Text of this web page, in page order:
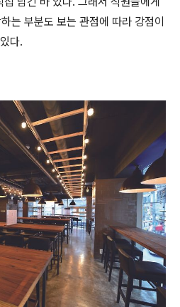
는 부분도 보는 관점에 따라 강점이
다.